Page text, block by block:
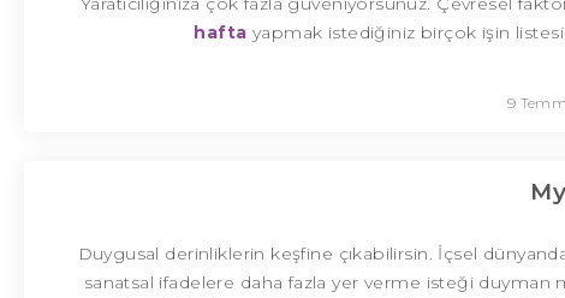
hafta yapmak istediğiniz birçok işin
9
Duygusal derinliklerin keşfine çıkabilirsin. İçsel
sanatsal ifadelere daha fazla yer verme isteği duyman